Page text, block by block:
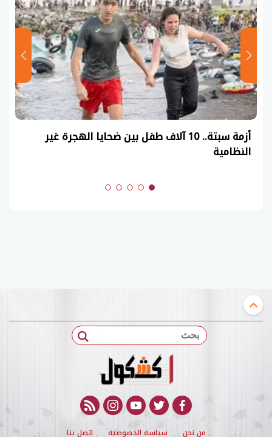
أزمة سبتة.. 10 آلاف طفل بين ضحايا الهجرة غير
النظامية
بحث
facebook
twitter
youtube
instagram
rss feed
من نحن سياسة الخصوصية اتصل بنا